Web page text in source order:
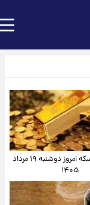
قیمت طلا و سکه امروز دوشنبه ۱۹ مرداد
۱۴۰۵